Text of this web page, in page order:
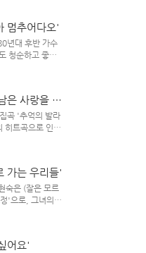
'노래'는 많이
게 아니라, '고음
력적인 음색의
지리고 오짐~ ]
멈추어다오'
년대 후반 가수
청순하고 좋은
루 갖춘 그 시
속 1위 하여
아님~ 프로듀서
받고서 2집 앨범
올까, 바람 불
은 사랑을 드
곡 '추억의 발라
히트곡으로 인기
. 4집곡 '남겨진
'에서의 장혜리
에, 사랑 노래
, 노래 들려와.."
지난 날들이~""
가는 우리들'
숙은 (잘은 모르
'으로, 그녀의
곡으로 많이 알
지만, '음색'은
어요'